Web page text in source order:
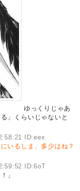
ゆっくりじゃあ
」くらいじゃないと
ID:eex
いるしま、多少はね？
ID:6oT
」